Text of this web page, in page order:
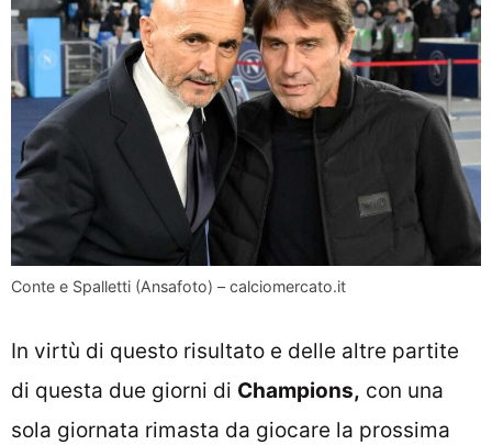
Conte e Spalletti (Ansafoto) – calciomercato.it
In virtù di questo risultato e delle altre partite
di questa due giorni di Champions, con una
sola giornata rimasta da giocare la prossima